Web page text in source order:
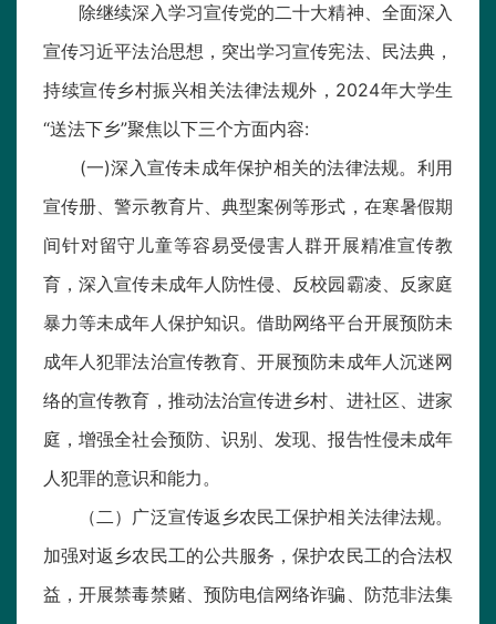
除继续深入学习宣传党的二十大精神、全面深入
宣传习近平法治思想，突出学习宣传宪法、民法典，
持续宣传乡村振兴相关法律法规外，2024年大学生
“送法下乡”聚焦以下三个方面内容:
(一)深入宣传未成年保护相关的法律法规。利用
宣传册、警示教育片、典型案例等形式，在寒暑假期
间针对留守儿童等容易受侵害人群开展精准宣传教
育，深入宣传未成年人防性侵、反校园霸凌、反家庭
暴力等未成年人保护知识。借助网络平台开展预防未
成年人犯罪法治宣传教育、开展预防未成年人沉迷网
络的宣传教育，推动法治宣传进乡村、进社区、进家
庭，增强全社会预防、识别、发现、报告性侵未成年
人犯罪的意识和能力。
（二）广泛宣传返乡农民工保护相关法律法规。
加强对返乡农民工的公共服务，保护农民工的合法权
益，开展禁毒禁赌、预防电信网络诈骗、防范非法集